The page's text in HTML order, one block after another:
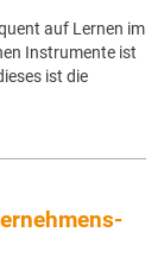
auf Lernen im
Instrumente ist
ist die